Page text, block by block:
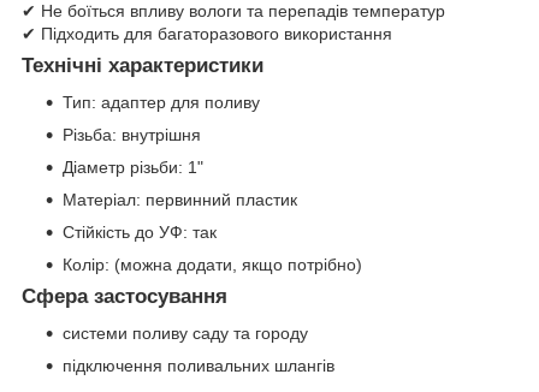
✔ Не боїться впливу вологи та перепадів температур
✔ Підходить для багаторазового використання
Технічні характеристики
Тип: адаптер для поливу
Різьба: внутрішня
Діаметр різьби: 1"
Матеріал: первинний пластик
Стійкість до УФ: так
Колір: (можна додати, якщо потрібно)
Сфера застосування
системи поливу саду та городу
підключення поливальних шлангів